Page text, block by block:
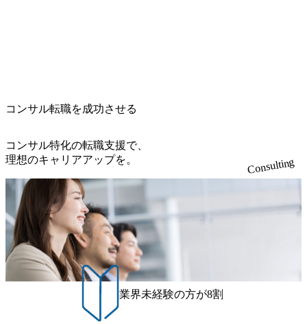
談からこの点で満足のいくサービスを提供してくれたので
選びました。 田仲さんは、初回の面談の後、すぐに私の希
いただいた求人情報に更に細かい条件を伝えたところ、追
加で条件に合致した求人を提案してくれました。 リクエス
トに対するリアクションのスピードもさることながら、こ
ちらの意図を的確に理解してくれていたので、コミュニケ
ーションの齟齬がなかったです。 求職者の条件に対して正
しく返してくれないエージェントさんも多いと思います
が、そういう意味で田仲さんは物凄く優秀なエージェント
だと感じました。 行きたいファーム像を田仲さんにお伝え
して、二人三脚で転職活動を行えたところです。田仲さん
からも私の興味や志向性をヒアリングしていただき、私自
身のやりたいこともより深く言語化できました。 実は私自
身がコンサルティングファームのことをわかっておらず、
転職活動の中で希望の条件軸が変わってきたことです。 き
コンサル転職を成功させる
コンサル特化の転職支援で、
理想のキャリアアップを。
Consulting
業界未経験の方が8割